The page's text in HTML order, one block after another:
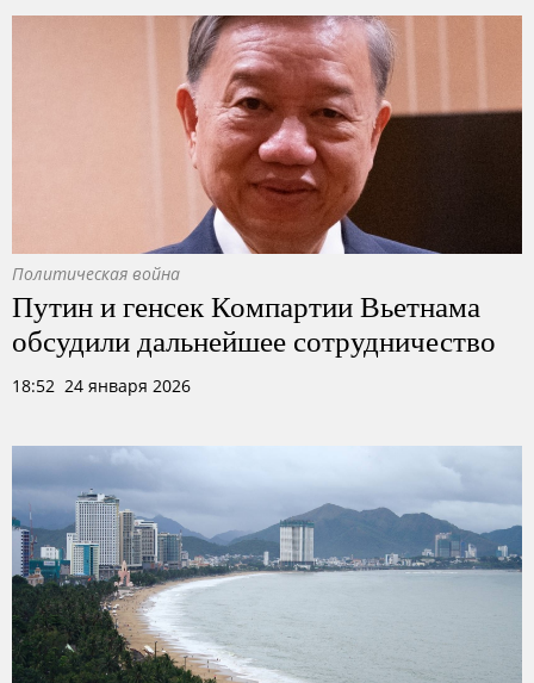
Политическая война
Путин и генсек Компартии Вьетнама
обсудили дальнейшее сотрудничество
18:52 24 января 2026